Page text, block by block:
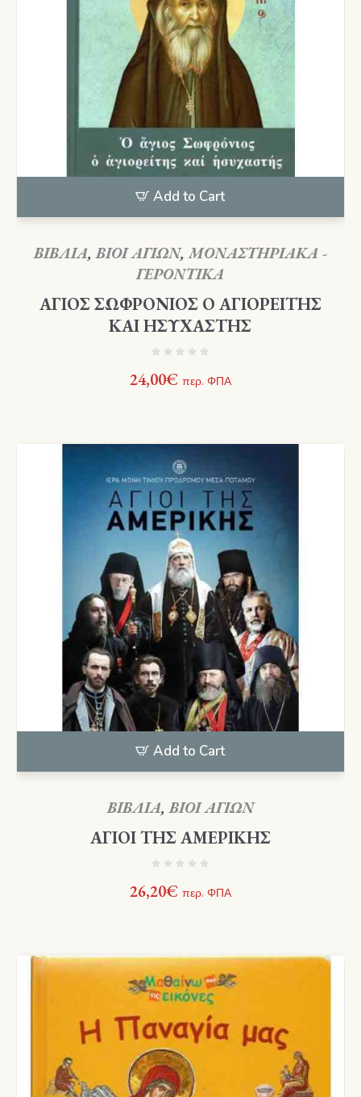
Add to Cart
ΒΙΒΛΙΑ,ΒΙΟΙ ΑΓΙΩΝ,ΜΟΝΑΣΤΗΡΙΑΚΑ -
ΓΕΡΟΝΤΙΚΑ
ΑΓΙΟΣ ΣΩΦΡΟΝΙΟΣ Ο ΑΓΙΟΡΕΙΤΗΣ
ΚΑΙ ΗΣΥΧΑΣΤΗΣ
24,00€ περ. ΦΠΑ
Add to Cart
ΒΙΒΛΙΑ,ΒΙΟΙ ΑΓΙΩΝ
ΑΓΙΟΙ ΤΗΣ ΑΜΕΡΙΚΗΣ
26,20€ περ. ΦΠΑ